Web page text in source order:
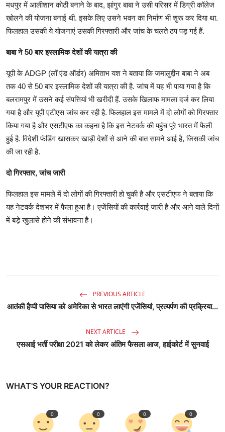
मधपुर में आलीशान कोठी बनाने के बाद, झांगुर बाबा ने उसी परिसर में डिग्री कॉलेज
खोलने की योजना बनाई थी. इसके लिए उसने भवन का निर्माण भी शुरू कर दिया था.
फिलहाल उसकी ये योजनाएं उसकी गिरफ्तारी और जांच के चलते ठप पड़ गई हैं.
बाबा ने 50 बार इस्लामिक देशों की यात्रा की
यूपी के ADGP (लॉ एंड ऑर्डर) अमिताभ यश ने बताया कि जमालुद्दीन बाबा ने अब
तक 40 से 50 बार इस्लामिक देशों की यात्रा की है. जांच में यह भी पाया गया है कि
बलरामपुर में उसने कई संपत्तियां भी खरीदी हैं. उसके खिलाफ मामला दर्ज कर लिया
गया है और यूपी एटीएस जांच कर रही है. फिलहाल इस मामले में दो लोगों को गिरफ्तार
किया गया है और एसटीएफ का कहना है कि इस नेटवर्क की पहुंच पूरे भारत में फैली
हुई है. विदेशी फंडिंग खासकर खाड़ी देशों से आने की बात सामने आई है, जिसकी जांच
की जा रही है.
दो गिरफ्तार, जांच जारी
फिलहाल इस मामले में दो लोगों की गिरफ्तारी हो चुकी है और एसटीएफ ने बताया कि
यह नेटवर्क देशभर में फैला हुआ है। एजेंसियों की कार्रवाई जारी है और आने वाले दिनों
में बड़े खुलासे होने की संभावना है।
PREVIOUS ARTICLE
आतंकी हैप्पी पासिया को अमेरिका से भारत लाएंगी एजेंसियां, प्रत्यर्पण की प्रक्रिया...
NEXT ARTICLE
एसआई भर्ती परीक्षा 2021 को लेकर अंतिम फैसला आज, हाईकोर्ट में सुनवाई
WHAT'S YOUR REACTION?
0 0 0 0